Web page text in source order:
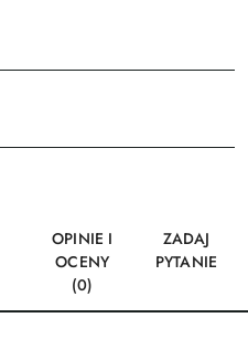
OPINIE I
OCENY
(0)
ZADAJ
PYTANIE